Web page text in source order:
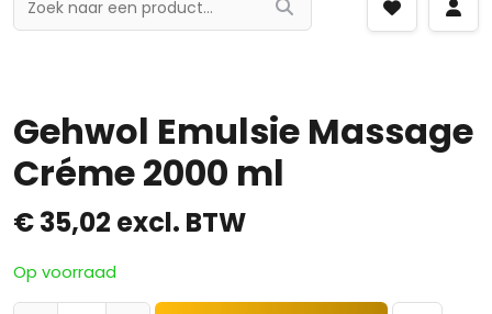
Gehwol Emulsie Massage
Créme 2000 ml
€35,02 excl. BTW
Op voorraad